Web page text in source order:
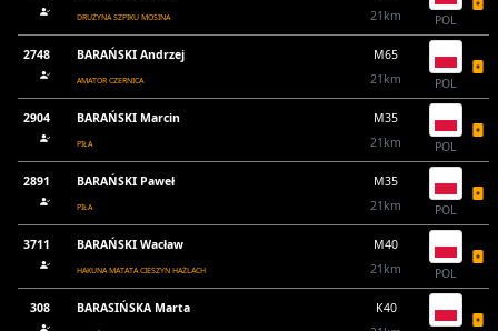
DRUŻYNA SZPIKU MOSINA
21km
POL
2748 BARAŃSKI Andrzej
AMATOR CZERNICA
M65
21km
POL
2904 BARAŃSKI Marcin
PIŁA
M35
21km
POL
2891 BARAŃSKI Paweł
PIŁA
M35
21km
POL
3711 BARAŃSKI Wacław
HAKUNA MATATA CIESZYN HAŻLACH
M40
21km
POL
308 BARASIŃSKA Marta
K40